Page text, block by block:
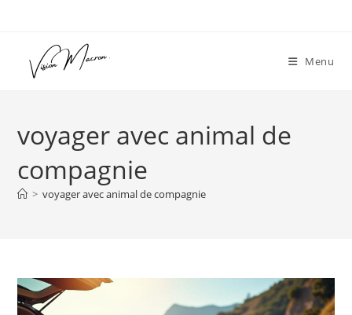
Menu
voyager avec animal de
compagnie
> voyager avec animal de compagnie